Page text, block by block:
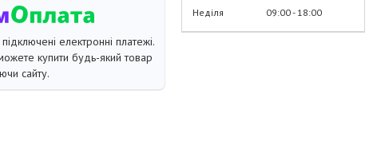
електронні платежі.
купити будь-який товар
сайту.
Неділя
09:00 18:00